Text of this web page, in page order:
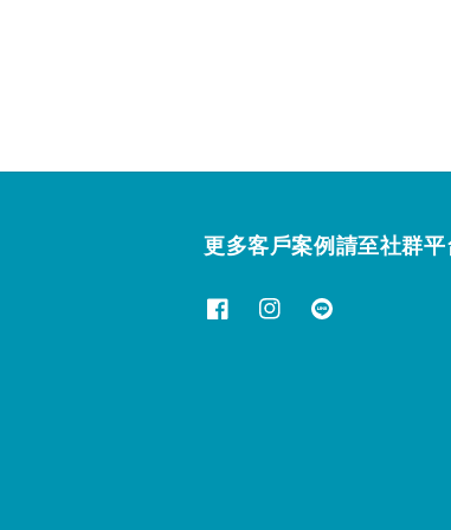
更多客戶案例請至社群平